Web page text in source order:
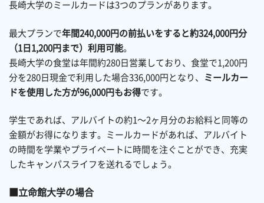
長崎大学のミールカードは3つのプランがあります。
最大プランで年間240,000円の前払いをすると約324,000円分
（1日1,200円まで）利用可能。
長崎大学の食堂は年間約280日営業しており、食堂で1,200円
分を280日現金で利用した場合336,000円となり、
ミールカー
ドを使用した方が96,000円もお得です。
学生であれば、アルバイトの約1〜2ヶ月分のお給料と同等の
金額がお得になります。ミールカードがあれば、アルバイト
の時間を学業やプライベートに時間を注ぐことができ、充実
したキャンパスライフを送れるでしょう。
立命館大学の場合